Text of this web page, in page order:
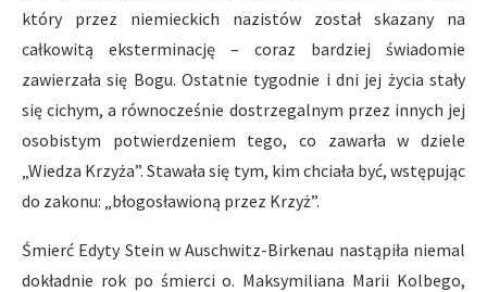
który przez niemieckich nazistów został skazany na
całkowitą eksterminację – coraz bardziej świadomie
zawierzała się Bogu. Ostatnie tygodnie i dni jej życia stały
się cichym, a równocześnie dostrzegalnym przez innych jej
osobistym potwierdzeniem tego, co zawarła w dziele
„Wiedza Krzyża”. Stawała się tym, kim chciała być, wstępując
do zakonu: „błogosławioną przez Krzyż”.
Śmierć Edyty Stein w Auschwitz-Birkenau nastąpiła niemal
dokładnie rok po śmierci o. Maksymiliana Marii Kolbego,